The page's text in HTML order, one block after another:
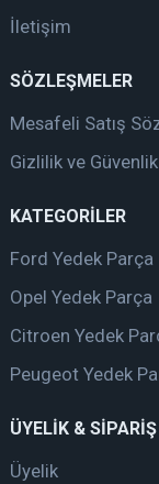
İletişim
SÖZLEŞMELER
Mesafeli Satış
Gizlilik ve Güvenlik
KATEGORİLER
Ford Yedek Parça
Opel Yedek Parça
Citroen Yedek
Peugeot Yedek
ÜYELİK & SİPARİŞ
Üyelik